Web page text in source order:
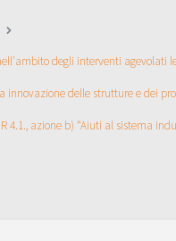
degli interventi agevolati
innovazione delle strutture e dei
4.1., azione b) “Aiuti al sistema